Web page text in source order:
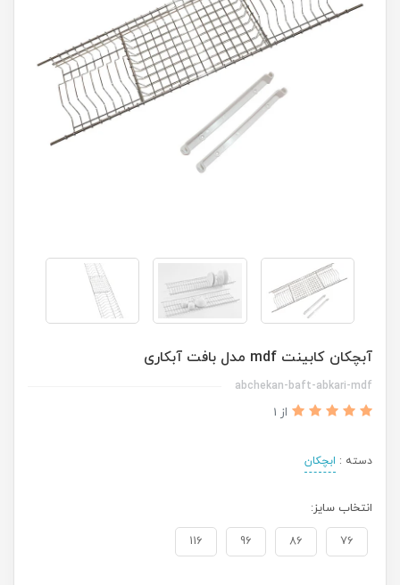
آبچکان کابینت mdf مدل بافت آبکاری
abchekan-baft-abkari-mdf
از 1
دسته : ابچکان
انتخاب سایز:
76
86
96
116